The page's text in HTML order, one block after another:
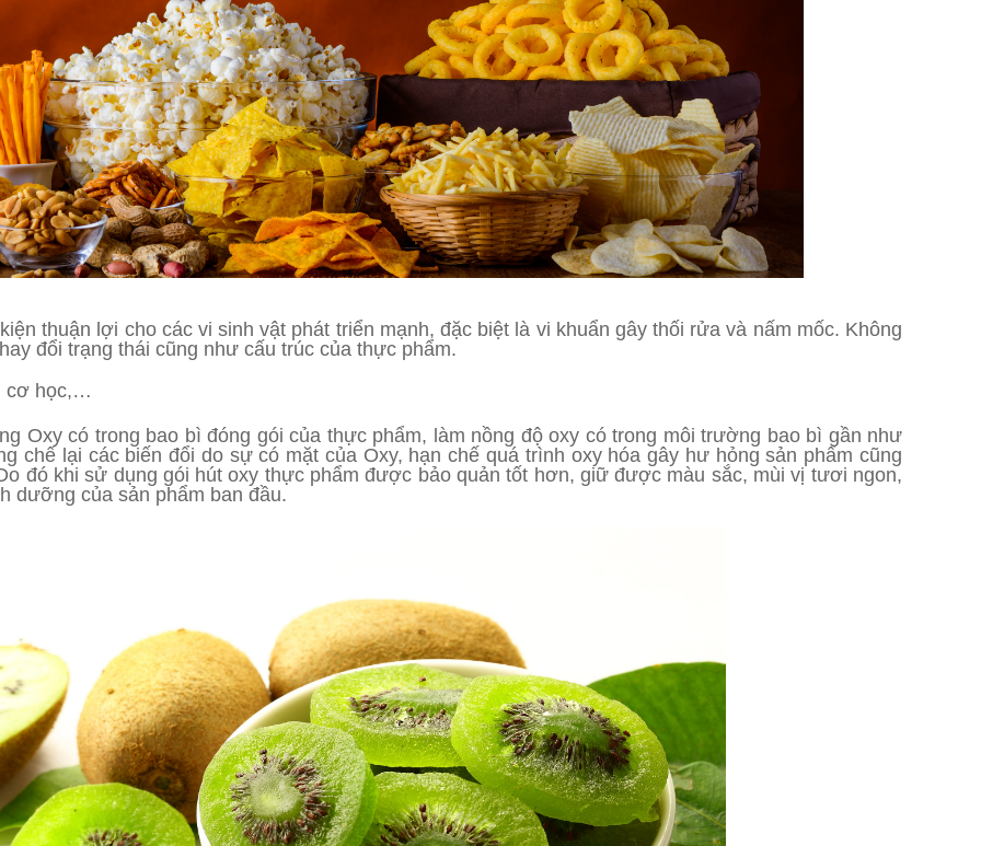
thuận lợi cho các vi sinh vật phát triển mạnh, đặc biệt là vi khuẩn gây thối rửa và nấm mốc. Không
đổi trạng thái cũng như cấu trúc của thực phẩm.
cơ học,…
Oxy có trong bao bì đóng gói của thực phẩm, làm nồng độ oxy có trong môi trường bao bì gần như
chế lại các biến đổi do sự có mặt của Oxy, hạn chế quá trình oxy hóa gây hư hỏng sản phẩm cũng
đó khi sử dụng gói hút oxy thực phẩm được bảo quản tốt hơn, giữ được màu sắc, mùi vị tươi ngon,
dưỡng của sản phẩm ban đầu.